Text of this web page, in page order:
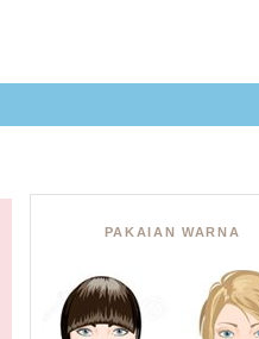
PAKAIAN WARNA